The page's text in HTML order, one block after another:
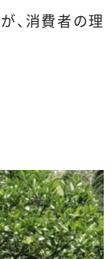
、消費者の理